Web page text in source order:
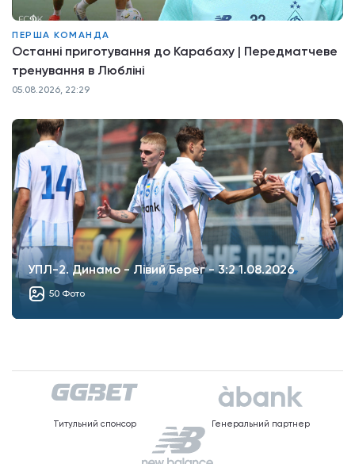
ПЕРША КОМАНДА
Останні приготування до Карабаху | Передматчеве
тренування в Любліні
05.08.2026, 22:29
УПЛ-2. Динамо - Лівий Берег - 3:2 1.08.2026
50 Фото
Титульний спонсор Генеральний партнер